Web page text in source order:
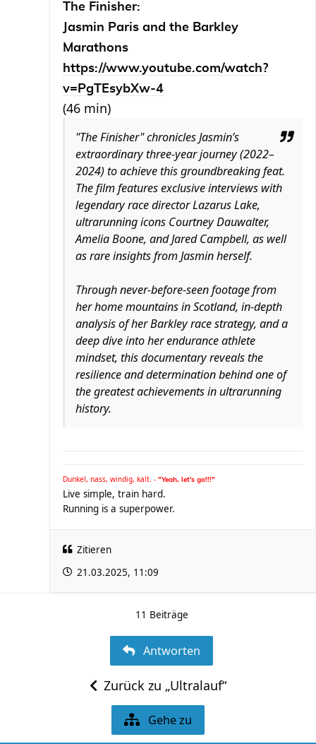
The Finisher:
Jasmin Paris and the Barkley
Marathons
https://www.youtube.com/watch?
v=PgTEsybXw-4
(46 min)
"The Finisher" chronicles Jasmin’s
extraordinary three-year journey (2022–
2024) to achieve this groundbreaking feat.
The film features exclusive interviews with
legendary race director Lazarus Lake,
ultrarunning icons Courtney Dauwalter,
Amelia Boone, and Jared Campbell, as well
as rare insights from Jasmin herself.
Through never-before-seen footage from
her home mountains in Scotland, in-depth
analysis of her Barkley race strategy, and a
deep dive into her endurance athlete
mindset, this documentary reveals the
resilience and determination behind one of
the greatest achievements in ultrarunning
history.
Dunkel, nass, windig, kalt. - "Yeah, let's go!!!"
Live simple, train hard.
Running is a superpower.
Zitieren
21.03.2025, 11:09
11 Beiträge
Antworten
Zurück zu „Ultralauf“
Gehe zu